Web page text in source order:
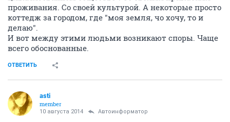
проживания. Со своей культурой. А некоторые просто
коттедж за городом, где "моя земля, чо хочу, то и
делаю".
И вот между этими людьми возникают споры. Чаще
всего обоснованные.
ОТВЕТИТЬ
asti
member
10 августа 2014 Автоинформатор